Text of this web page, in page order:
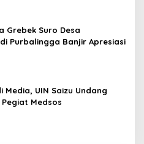
Grebek Suro Desa
Purbalingga Banjir Apresiasi
Media, UIN Saizu Undang
Medsos